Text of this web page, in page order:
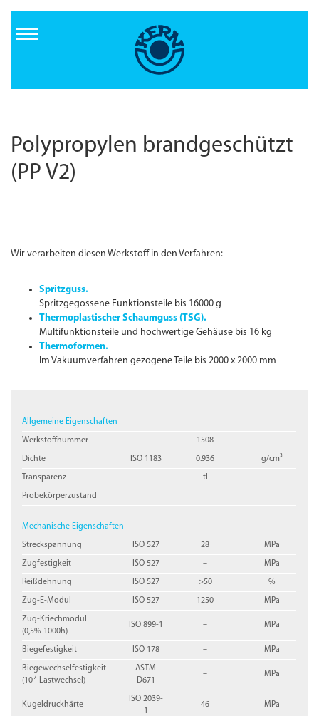
Inhalt
Polypropylen brandgeschützt
(PP V2)
Wir verarbeiten diesen Werkstoff in den Verfahren:
Spritzguss.
Spritzgegossene Funktionsteile bis 16000 g
Thermoplastischer Schaumguss (TSG).
Multifunktionsteile und hochwertige Gehäuse bis 16 kg
Thermoformen.
Im Vakuumverfahren gezogene Teile bis 2000 x 2000 mm
Allgemeine Eigenschaften
Werkstoffnummer 1508
Dichte ISO 1183 0.936 g/cm³
Transparenz tl
Probekörperzustand
Mechanische Eigenschaften
Streckspannung ISO 527 28 MPa
Zugfestigkeit ISO 527 – MPa
Reißdehnung ISO 527 >50 %
Zug-E-Modul ISO 527 1250 MPa
Zug-Kriechmodul
(0,5% 1000h)
ISO 899-1 – MPa
Biegefestigkeit ISO 178 – MPa
Biegewechselfestigkeit
(107 Lastwechsel)
ASTM
D671
– MPa
Kugeldruckhärte
ISO 2039-
1
46 MPa